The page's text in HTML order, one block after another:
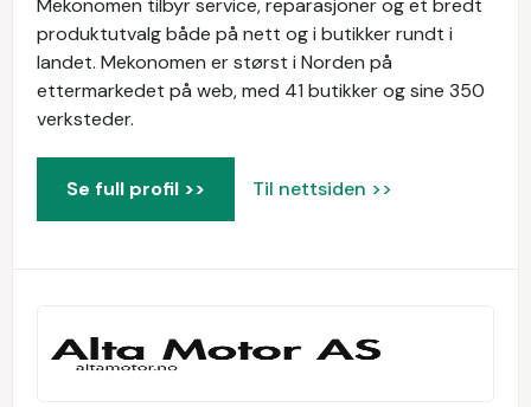
Mekonomen tilbyr service, reparasjoner og et bredt
produktutvalg både på nett og i butikker rundt i
landet. Mekonomen er størst i Norden på
ettermarkedet på web, med 41 butikker og sine 350
verksteder.
Se full profil >> Til nettsiden >>